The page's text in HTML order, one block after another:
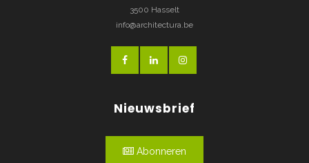
3500 Hasselt
info@architectura.be
Nieuwsbrief
Abonneren